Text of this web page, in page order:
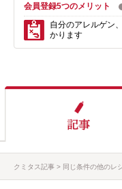
会員登録5つのメリット
自分のアレルゲン
かります
クミタス記事 同じ条件の他のレ